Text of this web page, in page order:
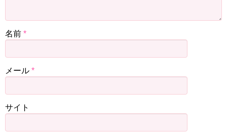
名前 *
メール *
サイト